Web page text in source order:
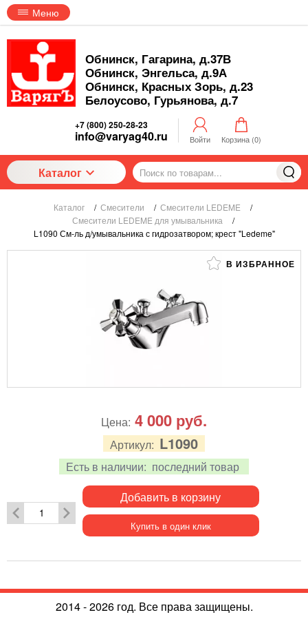
Меню
Обнинск, Гагарина, д.37В
Обнинск, Энгельса, д.9А
Обнинск, Красных Зорь, д.23
Белоусово, Гурьянова, д.7
+7 (800) 250-28-23
info@varyag40.ru Войти Корзина (0)
Каталог
Каталог / Смесители / Смесители LEDEME
/
Смесители LEDEME для умывальника
/
L1090 См-ль д/умывальника с гидрозатвором; крест "Ledeme"
В ИЗБРАННОЕ
Артикул: L1090
Есть в наличии: последний товар
Цена: 4 000 руб.
Добавить в корзину
Купить в один клик
2014 - 2026 год. Все права защищены.